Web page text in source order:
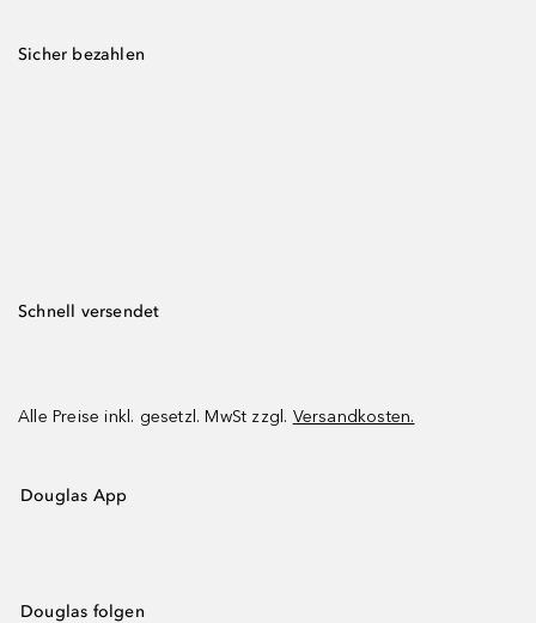
Sicher bezahlen
Schnell versendet
Alle Preise inkl. gesetzl. MwSt zzgl. Versandkosten.
Douglas App
Douglas folgen